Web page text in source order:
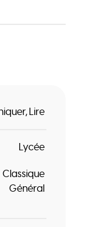
Lire
Lycée
Classique
Général